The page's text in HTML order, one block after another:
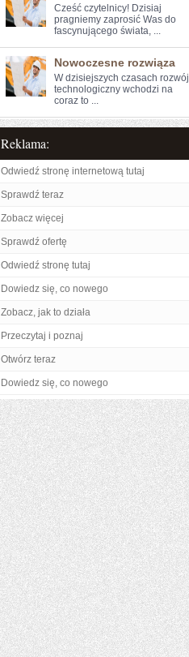
Cześć ​czytelnicy! Dzisiaj
pragniemy zaprosić Was do
fascynującego świata, ...
Nowoczesne rozwiąza
W dzisiejszych czasach rozwój
technologiczny wchodzi na
coraz to ...
Reklama:
Odwiedź stronę internetową tutaj
Sprawdź teraz
Zobacz więcej
Sprawdź ofertę
Odwiedź stronę tutaj
Dowiedz się, co nowego
Zobacz, jak to działa
Przeczytaj i poznaj
Otwórz teraz
Dowiedz się, co nowego